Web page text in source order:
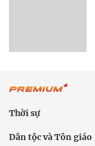
Thời sự
Dân tộc và Tôn giáo